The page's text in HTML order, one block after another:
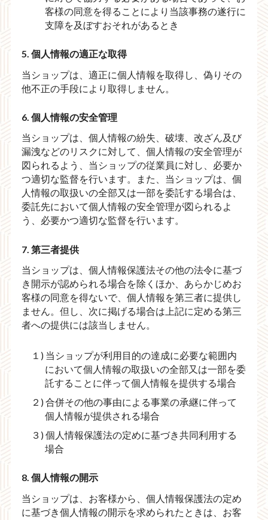
客様の同意を得ることにより当該事務の遂行に
支障を及ぼすおそれがあるとき
5. 個人情報の適正な取得
当ショップは、適正に個人情報を取得し、偽りその
他不正の手段により取得しません。
6. 個人情報の安全管理
当ショップは、個人情報の紛失、破壊、改ざん及び
漏洩などのリスクに対して、個人情報の安全管理が
図られるよう、当ショップの従業員に対し、必要か
つ適切な監督を行います。また、当ショップは、個
人情報の取扱いの全部又は一部を委託する場合は、
委託先において個人情報の安全管理が図られるよ
う、必要かつ適切な監督を行います。
7. 第三者提供
当ショップは、個人情報保護法その他の法令に基づ
き開示が認められる場合を除くほか、あらかじめお
客様の同意を得ないで、個人情報を第三者に提供し
ません。但し、次に掲げる場合は上記に定める第三
者への提供には該当しません。
１) 当ショップが利用目的の達成に必要な範囲内
において個人情報の取扱いの全部又は一部を委
託することに伴って個人情報を提供する場合
２) 合併その他の事由による事業の承継に伴って
個人情報が提供される場合
３) 個人情報保護法の定めに基づき共同利用する
場合
8. 個人情報の開示
当ショップは、お客様から、個人情報保護法の定め
に基づき個人情報の開示を求められたときは、お客